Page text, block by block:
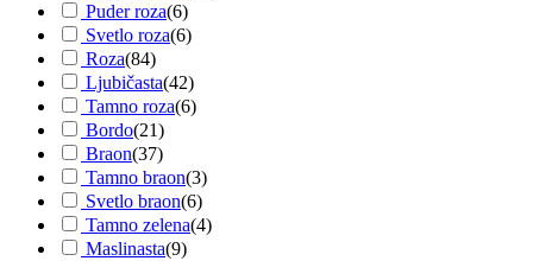
Puder roza(6)
Svetlo roza(6)
Roza(84)
Ljubičasta(42)
Tamno roza(6)
Bordo(21)
Braon(37)
Tamno braon(3)
Svetlo braon(6)
Tamno zelena(4)
Maslinasta(9)